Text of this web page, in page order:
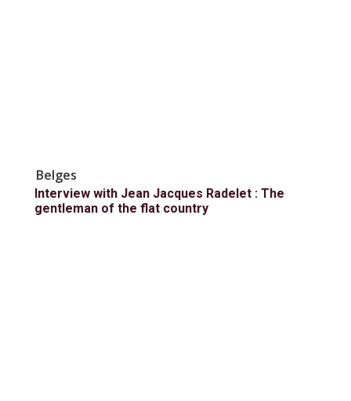
Belges
Interview with Jean Jacques Radelet : The
gentleman of the flat country